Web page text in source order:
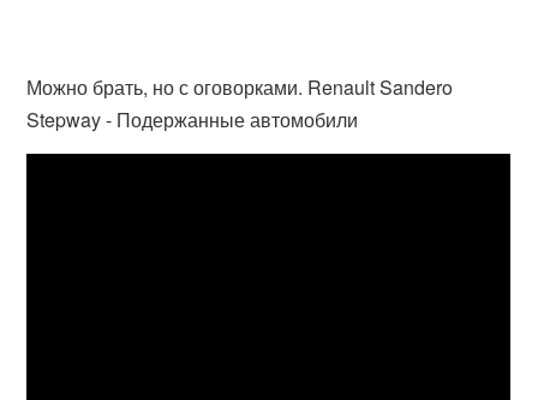
Можно брать, но с оговорками. Renault Sandero
Stepway - Подержанные автомобили